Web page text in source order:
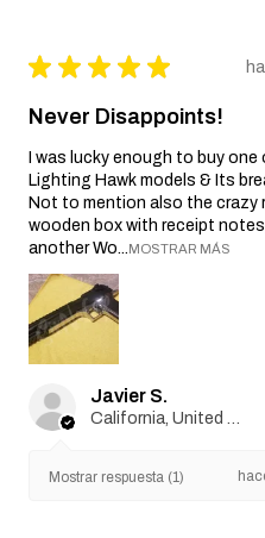
★ ★ ★ ★ ★
Never Disappoints!
I was lucky enough to buy
Lighting Hawk models & Its
Not to mention also the crazy
wooden box with receipt
another Wo... MOSTRAR MÁS
Javier S.
California, United States
Mostrar respuesta (1)